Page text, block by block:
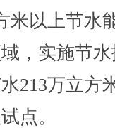
米以上节水
，实施节
213万立方
点。